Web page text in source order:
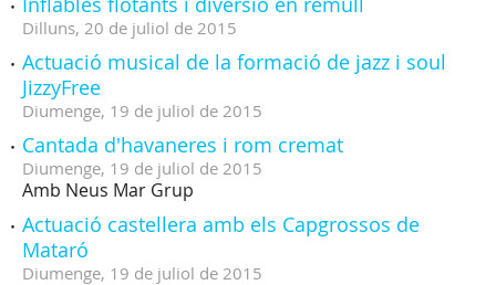
Dilluns, 20 de juliol de 2015
Actuació musical de la formació de jazz i soul
JizzyFree
Diumenge, 19 de juliol de 2015
Cantada d'havaneres i rom cremat
Diumenge, 19 de juliol de 2015
Amb Neus Mar Grup
Actuació castellera amb els Capgrossos de
Mataró
Diumenge, 19 de juliol de 2015